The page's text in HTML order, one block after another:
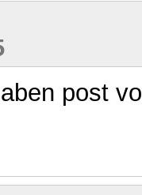
post